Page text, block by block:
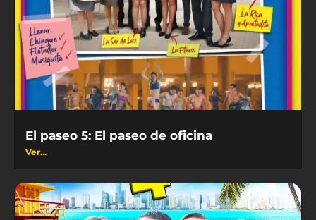
El paseo 5: El paseo de oficina
Ver...